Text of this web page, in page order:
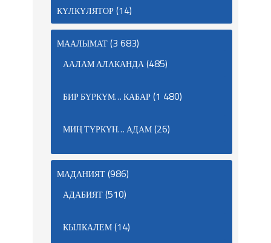
КҮЛКҮЛЯТОР(14)
МААЛЫМАТ(3 683)
ААЛАМ АЛАКАНДА(485)
БИР БҮРКҮМ… КАБАР(1 480)
МИҢ ТҮРКҮН… АДАМ(26)
МАДАНИЯТ(986)
АДАБИЯТ(510)
КЫЛКАЛЕМ(14)